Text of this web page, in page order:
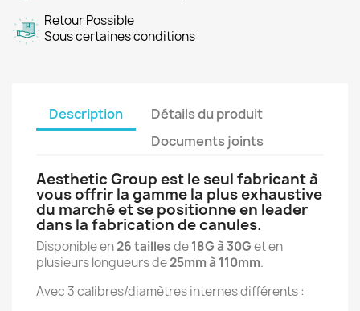
Retour Possible
Sous certaines conditions
Description
Détails du produit
Documents joints
Aesthetic Group est le seul fabricant à
vous offrir la gamme la plus exhaustive
du marché et se positionne en leader
dans la fabrication de canules.
Disponible en26 taillesde18G à 30Get en
plusieurs longueurs de25mm à 110mm.
Avec 3 calibres/diamètres internes différents :